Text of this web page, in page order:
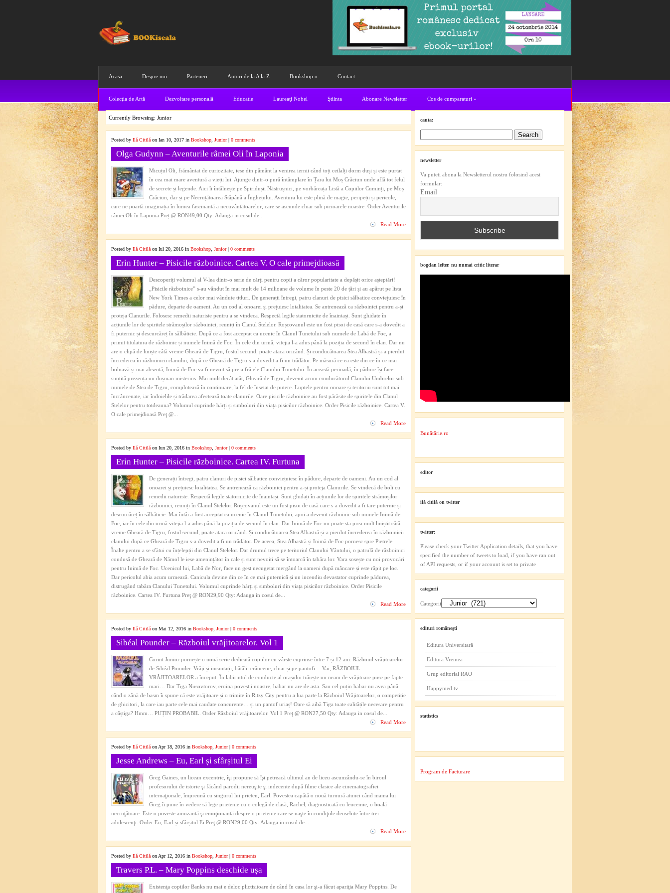
Acasa Despre noi Parteneri Autori de la A la Z Bookshop » Contact
Colecţia de Artă Dezvoltare personală Educatie Laureaţi Nobel Ştiinta Abonare Newsletter Cos de cumparaturi »
Currently Browsing: Junior
Posted by Ilă Citilă on Ian 10, 2017 in Bookshop Junior| 0 comments
Olga Gudynn – Aventurile râmei Oli în Laponia
Micuțul Oli, frământat de curiozitate, iese din pământ la venirea iernii când toți ceilalți dorm duși și este purtat
în cea mai mare aventură a vieții lui. Ajunge dintr-o pură întâmplare în Țara lui Moș Crăciun unde află tot felul
de secrete și legende. Aici îi întâlnește pe Spiridușii Năstrușnici, pe vorbăreața Listă a Copiilor Cuminți, pe Moș
Crăciun, dar și pe Necruțătoarea Stăpână a Înghețului. Aventura lui este plină de magie, peripeții și pericole,
care ne poartă imaginația în lumea fascinantă a necuvântătoarelor, care se ascunde chiar sub picioarele noastre. Order Aventurile
râmei Oli în Laponia Preț @ RON49,00 Qty: Adauga in cosul de...
Read More
Posted by Ilă Citilă on Iul 20, 2016 in Bookshop Junior| 0 comments
Erin Hunter – Pisicile războinice. Cartea V. O cale primejdioasă
Descoperiți volumul al V-lea dintr-o serie de cărți pentru copii a căror popularitate a depășit orice așteptări!
„Pisicile războinice” s-au vândut în mai mult de 14 milioane de volume în peste 20 de țări și au apărut pe lista
New York Times a celor mai vândute titluri. De generații întregi, patru clanuri de pisici sălbatice conviețuiesc în
pădure, departe de oameni. Au un cod al onoarei și prețuiesc loialitatea. Se antrenează ca războinici pentru a-și
proteja Clanurile. Folosesc remedii naturiste pentru a se vindeca. Respectă legile statornicite de înaintași. Sunt ghidate în
acțiunile lor de spiritele strămoșilor războinici, reuniți în Clanul Stelelor. Roșcovanul este un fost pisoi de casă care s-a dovedit a
fi puternic și descurcăreț în sălbăticie. După ce a fost acceptat ca ucenic în Clanul Tunetului sub numele de Labă de Foc, a
primit titulatura de războinic și numele Inimă de Foc. În cele din urmă, vitejia l-a adus până la poziția de secund în clan. Dar nu
are o clipă de liniște câtă vreme Gheară de Tigru, fostul secund, poate ataca oricând. Și conducătoarea Stea Albastră și-a pierdut
încrederea în războinicii clanului, după ce Gheară de Tigru s-a dovedit a fi un trădător. Pe măsură ce ea este din ce în ce mai
bolnavă și mai absentă, Inimă de Foc va fi nevoit să preia frâiele Clanului Tunetului. În această perioadă, în pădure își face
simțită prezența un dușman misterios. Mai mult decât atât, Gheară de Tigru, devenit acum conducătorul Clanului Umbrelor sub
numele de Stea de Tigru, complotează în continuare, la fel de însetat de putere. Luptele pentru onoare și teritoriu sunt tot mai
încrâncenate, iar îndoielile și trădarea afectează toate clanurile. Oare pisicile războinice au fost părăsite de spiritele din Clanul
Stelelor pentru totdeauna? Volumul cuprinde hărți și simboluri din viața pisicilor războinice. Order Pisicile războinice. Cartea V.
O cale primejdioasă Preţ @...
Read More
Posted by Ilă Citilă on Iun 20, 2016 in Bookshop Junior| 0 comments
Erin Hunter – Pisicile războinice. Cartea IV. Furtuna
De generații întregi, patru clanuri de pisici sălbatice conviețuiesc în pădure, departe de oameni. Au un cod al
onoarei și prețuiesc loialitatea. Se antrenează ca războinici pentru a-și proteja Clanurile. Se vindecă de boli cu
remedii naturiste. Respectă legile statornicite de înaintași. Sunt ghidați în acțiunile lor de spiritele strămoșilor
războinici, reuniți în Clanul Stelelor. Roșcovanul este un fost pisoi de casă care s-a dovedit a fi tare puternic și
descurcăreț în sălbăticie. Mai întâi a fost acceptat ca ucenic în Clanul Tunetului, apoi a devenit războinic sub numele Inimă de
Foc, iar în cele din urmă vitejia l-a adus până la poziția de secund în clan. Dar Inimă de Foc nu poate sta prea mult liniștit câtă
vreme Gheară de Tigru, fostul secund, poate ataca oricând. Și conducătoarea Stea Albastră și-a pierdut încrederea în războinicii
clanului după ce Gheară de Tigru s-a dovedit a fi un trădător. De aceea, Stea Albastră și Inimă de Foc pornesc spre Pietrele
Înalte pentru a se sfătui cu înțelepții din Clanul Stelelor. Dar drumul trece pe teritoriul Clanului Vântului, o patrulă de războinici
condusă de Gheară de Nămol le iese amenințător în cale și sunt nevoiți să se întoarcă în tabăra lor. Vara sosește cu noi provocări
pentru Inimă de Foc. Ucenicul lui, Labă de Nor, face un gest necugetat mergând la oameni după mâncare și este răpit pe loc.
Dar pericolul abia acum urmează. Canicula devine din ce în ce mai puternică și un incendiu devastator cuprinde pădurea,
distrugând tabăra Clanului Tunetului. Volumul cuprinde hărți și simboluri din viața pisicilor războinice. Order Pisicile
războinice. Cartea IV. Furtuna Preţ @ RON29,90 Qty: Adauga in cosul de...
Read More
Posted by Ilă Citilă on Mai 12, 2016 in Bookshop Junior| 0 comments
Sibéal Pounder – Războiul vrăjitoarelor. Vol 1
Corint Junior pornește o nouă serie dedicată copiilor cu vârste cuprinse între 7 și 12 ani: Războiul vrăjitoarelor
de Sibéal Pounder. Vrăji și incantații, bătălii crâncene, chiar și pe pantofi… Vai, RĂZBOIUL
VRĂJITOARELOR a început. În labirintul de conducte al orașului trăiește un neam de vrăjitoare puse pe fapte
mari… Dar Tiga Nusovtorov, eroina poveștii noastre, habar nu are de asta. Sau cel puțin habar nu avea până
când o zână de basm îi spune că este vrăjitoare și o trimite în Ritzy City pentru a lua parte la Războiul Vrăjitoarelor, o competiție
de ghicitori, la care iau parte cele mai caudate concurente… și un pantof uriaș! Oare să aibă Tiga toate calitățile necesare pentru
a câștiga? Hmm… PUȚIN PROBABIL. Order Războiul vrăjitoarelor. Vol 1 Preţ @ RON27,50 Qty: Adauga in cosul de...
Read More
Posted by Ilă Citilă on Apr 18, 2016 in Bookshop Junior| 0 comments
Jesse Andrews – Eu, Earl și sfârșitul Ei
Greg Gaines, un licean excentric, îşi propune să îşi petreacă ultimul an de liceu ascunzându-se în biroul
profesorului de istorie şi făcând parodii nereuşite şi indecente după filme clasice ale cinematografiei
internaţionale, împreună cu singurul lui prieten, Earl. Povestea capătă o nouă turnură atunci când mama lui
Greg îi pune în vedere să lege prietenie cu o colegă de clasă, Rachel, diagnosticată cu leucemie, o boală
necruţătoare. Este o poveste amuzantă şi emoţionantă despre o prietenie care se naşte în condiţiile deosebite între trei
adolescenţi. Order Eu, Earl și sfârșitul Ei Preţ @ RON29,00 Qty: Adauga in cosul de...
Read More
Posted by Ilă Citilă on Apr 12, 2016 in Bookshop Junior| 0 comments
Travers P.L. – Mary Poppins deschide ușa
Existenţa copiilor Banks nu mai e deloc plictisitoare de când în casa lor şi-a făcut apariţia Mary Poppins. De
cauta:
newsletter
Va puteti abona la Newsletterul nostru folosind acest
formular:
Email
bogdan lefter, nu numai critic literar
Bunătărie.ro
editor
ilă citilă on twitter
twitter:
Please check your Twitter Application details, that you have
specified the number of tweets to load, if you have ran out
of API requests, or if your account is set to private
categorii
Categorii
edituri româneşti
Editura Universitară
Editura Vremea
Grup editorial RAO
Happymed.tv
statistics
Program de Facturare